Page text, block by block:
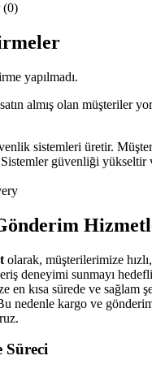
(0)
yapılmadı.
almış olan müşteriler
sistemleri üretir.
güvenliği yükseltir
olarak, müşterilerimize
deneyimi sunmayı
en kısa sürede ve sağlam
nedenle kargo ve
Süreci